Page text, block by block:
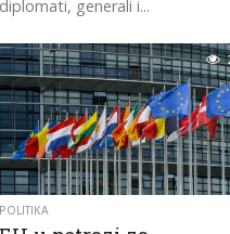
diplomati, generali i...
POLITIKA